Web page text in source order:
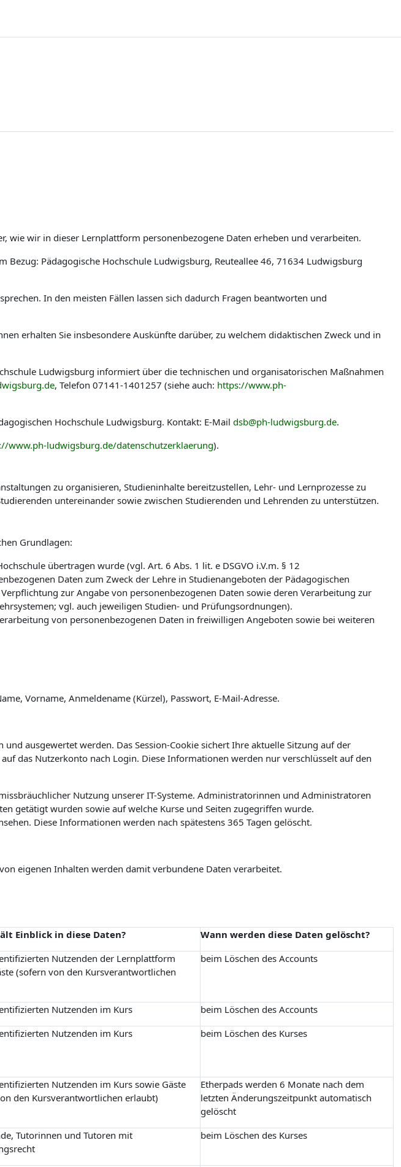
wie wir in dieser Lernplattform personenbezogene Daten erheben und verarbeiten.
Pädagogische Hochschule Ludwigsburg, Reuteallee 46, 71634 Ludwigsburg
In den meisten Fällen lassen sich dadurch Fragen beantworten und
erhalten Sie insbesondere Auskünfte darüber, zu welchem didaktischen Zweck und in
Ludwigsburg informiert über die technischen und organisatorischen Maßnahmen
, Telefon 07141-1401257 (siehe auch: https://www.ph-
Hochschule Ludwigsburg. Kontakt: E-Mail dsb@ph-ludwigsburg.de.
www.ph-ludwigsburg.de/datenschutzerklaerung).
zu organisieren, Studieninhalte bereitzustellen, Lehr- und Lernprozesse zu
untereinander sowie zwischen Studierenden und Lehrenden zu unterstützen.
Grundlagen:
übertragen wurde (vgl. Art. 6 Abs. 1 lit. e DSGVO i.V.m. § 12
Daten zum Zweck der Lehre in Studienangeboten der Pädagogischen
zur Angabe von personenbezogenen Daten sowie deren Verarbeitung zur
vgl. auch jeweiligen Studien- und Prüfungsordnungen).
von personenbezogenen Daten in freiwilligen Angeboten sowie bei weiteren
Vorname, Anmeldename (Kürzel), Passwort, E-Mail-Adresse.
ausgewertet werden. Das Session-Cookie sichert Ihre aktuelle Sitzung auf der
das Nutzerkonto nach Login. Diese Informationen werden nur verschlüsselt auf den
Nutzung unserer IT-Systeme. Administratorinnen und Administratoren
getätigt wurden sowie auf welche Kurse und Seiten zugegriffen wurde.
Diese Informationen werden nach spätestens 365 Tagen gelöscht.
eigenen Inhalten werden damit verbundene Daten verarbeitet.
Einblick in diese Daten?
Wann werden diese Daten gelöscht?
Nutzenden der Lernplattform
(sofern von den Kursverantwortlichen
beim Löschen des Accounts
Nutzenden im Kurs
beim Löschen des Accounts
Nutzenden im Kurs beim Löschen des Kurses
Nutzenden im Kurs sowie Gäste
den Kursverantwortlichen erlaubt)
Etherpads werden 6 Monate nach dem
letzten Änderungszeitpunkt automatisch
gelöscht
Tutorinnen und Tutoren mit
beim Löschen des Kurses